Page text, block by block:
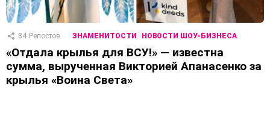
84 Репостов ЗНАМЕНИТОСТИ НОВОСТИ ШОУ-БИЗНЕСА
«Отдала крылья для ВСУ!» — известна
сумма, вырученная Викторией Апанасенко за
крылья «Воина Света»